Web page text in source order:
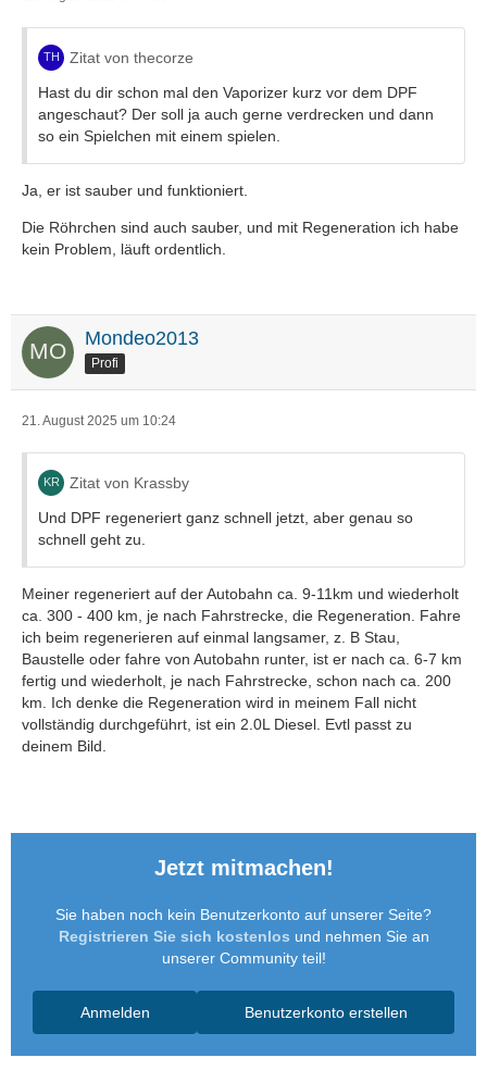
Zitat von thecorze
Hast du dir schon mal den Vaporizer kurz vor dem DPF
angeschaut? Der soll ja auch gerne verdrecken und dann
so ein Spielchen mit einem spielen.
Ja, er ist sauber und funktioniert.
Die Röhrchen sind auch sauber, und mit Regeneration ich habe
kein Problem, läuft ordentlich.
Mondeo2013
Profi
21. August 2025 um 10:24
Zitat von Krassby
Und DPF regeneriert ganz schnell jetzt, aber genau so
schnell geht zu.
Meiner regeneriert auf der Autobahn ca. 9-11km und wiederholt
ca. 300 - 400 km, je nach Fahrstrecke, die Regeneration. Fahre
ich beim regenerieren auf einmal langsamer, z. B Stau,
Baustelle oder fahre von Autobahn runter, ist er nach ca. 6-7 km
fertig und wiederholt, je nach Fahrstrecke, schon nach ca. 200
km. Ich denke die Regeneration wird in meinem Fall nicht
vollständig durchgeführt, ist ein 2.0L Diesel. Evtl passt zu
deinem Bild.
Jetzt mitmachen!
Sie haben noch kein Benutzerkonto auf unserer Seite?
Registrieren Sie sich kostenlos und nehmen Sie an
unserer Community teil!
Benutzerkonto erstellen
Anmelden